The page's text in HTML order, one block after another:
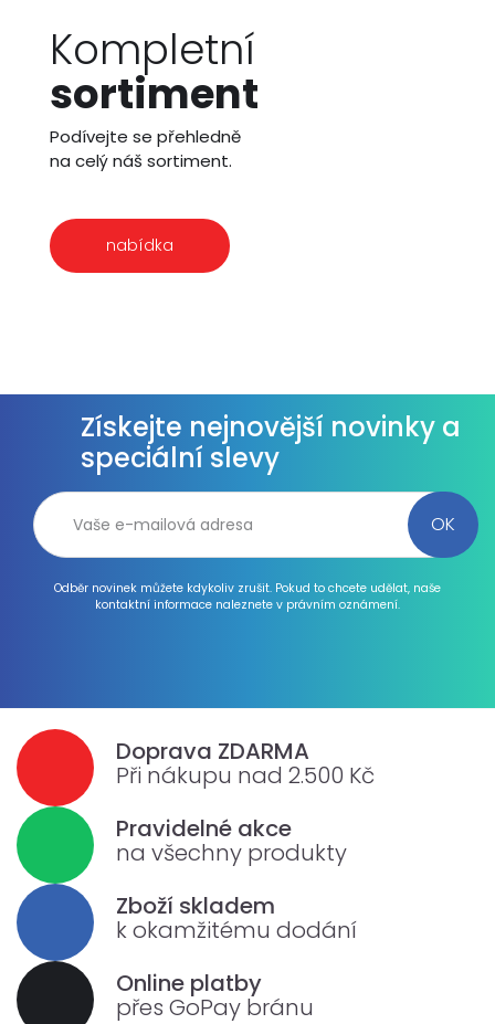
Kompletní
sortiment
Podívejte se přehledně
na celý náš sortiment.
nabídka
Získejte nejnovější novinky a
speciální slevy
Odběr novinek můžete kdykoliv zrušit. Pokud to chcete udělat, naše
kontaktní informace naleznete v právním oznámení.
Doprava ZDARMA
Při nákupu nad 2.500 Kč
Pravidelné akce
na všechny produkty
Zboží skladem
k okamžitému dodání
Online platby
přes GoPay bránu